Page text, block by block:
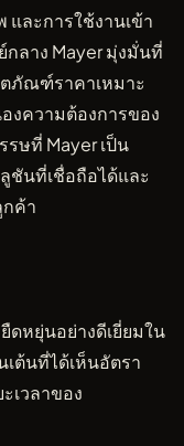
ละการใช้งานเข้า
ลาง Mayer มุ่งมั่นที่
ภัณฑ์ราคาเหมาะ
งความต้องการของ
รษที่ Mayer เป็น
ชันที่เชื่อถือได้และ
ค้า
หยุ่นอย่างดีเยี่ยมใน
เต้นที่ได้เห็นอัตรา
เวลาของ